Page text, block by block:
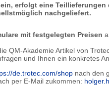
erfolgt eine Teillieferungen
nachgeliefert.
mit festgelegten Preisen
QM-Akademie Artikel von
und Ihnen ein konkretes
de.trotec.com/shopnach den
per E-Mail zukommen: